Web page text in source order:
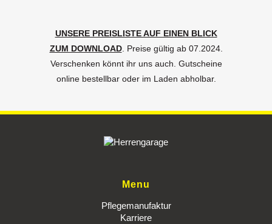
UNSERE PREISLISTE AUF EINEN BLICK
ZUM DOWNLOAD. Preise gültig ab 07.2024.
Verschenken könnt ihr uns auch. Gutscheine
online bestellbar oder im Laden abholbar.
Menu
Pflegemanufaktur
Karriere